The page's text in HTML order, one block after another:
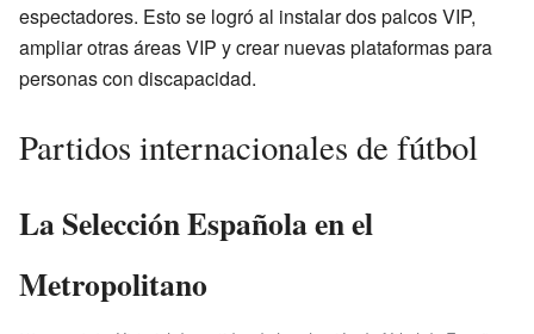
espectadores. Esto se logró al instalar dos palcos VIP,
ampliar otras áreas VIP y crear nuevas plataformas para
personas con discapacidad.
Partidos internacionales de fútbol
La Selección Española en el
Metropolitano